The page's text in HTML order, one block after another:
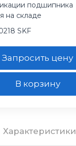
подшипника
на складе
SKF
Запросить цену
В корзину
Характеристики